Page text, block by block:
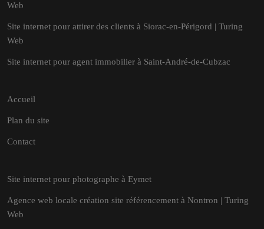
Web
Site internet pour attirer des clients à Siorac-en-Périgord | Turing
Web
Site internet pour agent immobilier à Saint-André-de-Cubzac
Accueil
Plan du site
Contact
Site internet pour photographe à Eymet
Agence web locale création site référencement à Nontron | Turing
Web